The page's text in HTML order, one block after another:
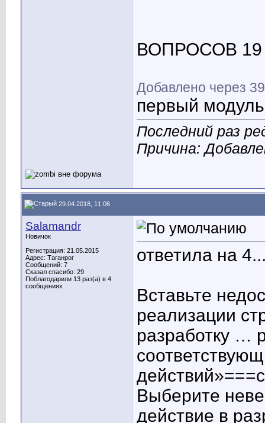
ВОПРОСОВ 19
Добавлено через
первый
Последний раз
Причина:
29.04.2018, 11:06
Salamandr
Новичок
Регистрация: 21.05.2015
Адрес: Таганрог
Сообщений: 7
Сказал спасибо: 29
Поблагодарили 13 раз(а) в 4
сообщениях
ответила на
Вставьте
реализации
разработку …
Выберите
действие в